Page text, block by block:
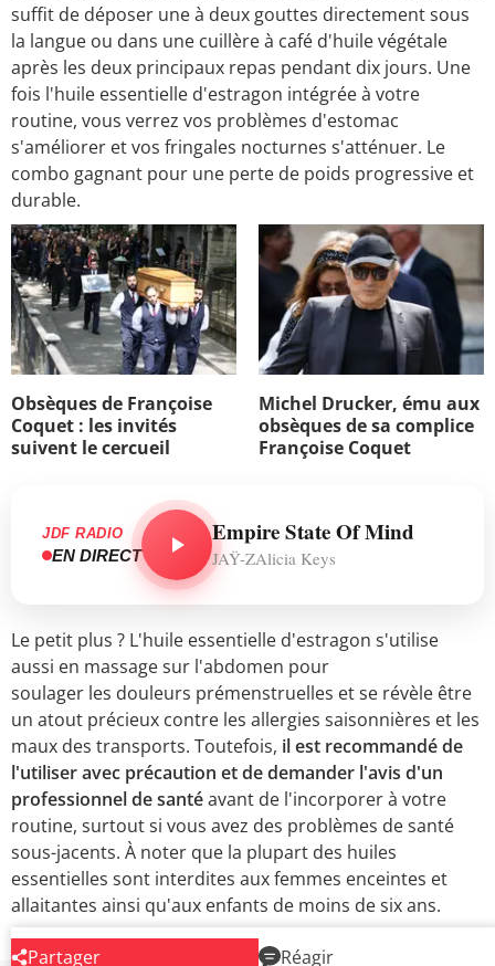
suffit de déposer une à deux gouttes directement sous
la langue ou dans une cuillère à café d'huile végétale
après les deux principaux repas pendant dix jours. Une
fois l'huile essentielle d'estragon intégrée à votre
routine, vous verrez vos problèmes d'estomac
s'améliorer et vos fringales nocturnes s'atténuer. Le
combo gagnant pour une perte de poids progressive et
durable.
Obsèques de Françoise
Coquet : les invités
suivent le cercueil
Michel Drucker, ému aux
obsèques de sa complice
Françoise Coquet
JDF RADIO
EN DIRECT
Empire State Of Mind
JAŸ-ZAlicia Keys
Le petit plus ? L'huile essentielle d'estragon s'utilise
aussi en massage sur l'abdomen pour
soulager les douleurs prémenstruelles et se révèle être
un atout précieux contre les allergies saisonnières et les
maux des transports. Toutefois, il est recommandé de
l'utiliser avec précaution et de demander l'avis d'un
professionnel de santéavant de l'incorporer à votre
routine, surtout si vous avez des problèmes de santé
sous-jacents. À noter que la plupart des huiles
essentielles sont interdites aux femmes enceintes et
allaitantes ainsi qu'aux enfants de moins de six ans.
Partager Réagir